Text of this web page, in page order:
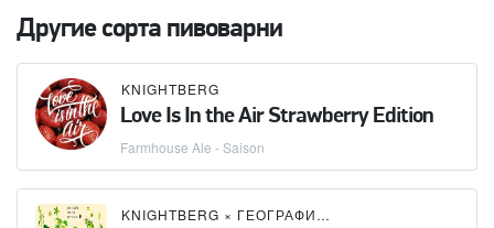
Другие сорта пивоварни
KNIGHTBERG
Love Is In the Air Strawberry Edition
Farmhouse Ale - Saison
KNIGHTBERG × ГЕОГРАФИЯ & ХМЕЛЬ